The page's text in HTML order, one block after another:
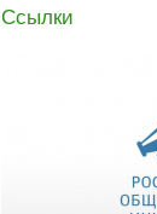
Ссылки